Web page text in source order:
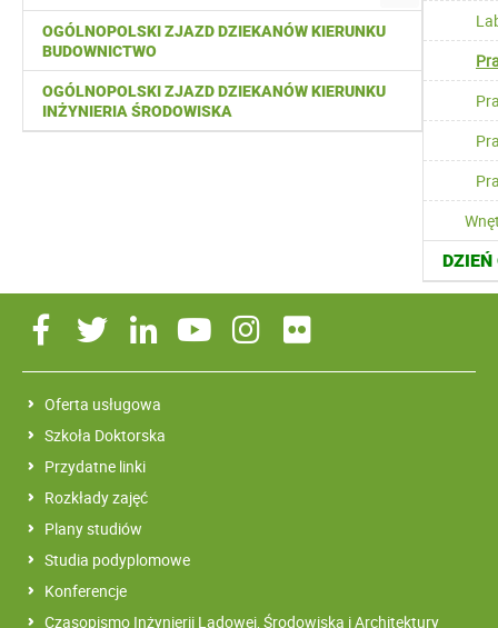
OGÓLNOPOLSKI ZJAZD DZIEKANÓW KIERUNKU
BUDOWNICTWO
OGÓLNOPOLSKI ZJAZD DZIEKANÓW KIERUNKU
INŻYNIERIA ŚRODOWISKA
DZIEŃ
Oferta usługowa
Szkoła Doktorska
Przydatne linki
Rozkłady zajęć
Plany studiów
Studia podyplomowe
Konferencje
Czasopismo Inżynierii Lądowej, Środowiska i Architektury